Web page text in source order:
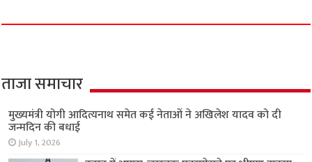
ताजा समाचार
मुख्यमंत्री योगी आदित्यनाथ समेत कई नेताओं ने अखिलेश यादव को दी
जन्मदिन की बधाई
July 1, 2026